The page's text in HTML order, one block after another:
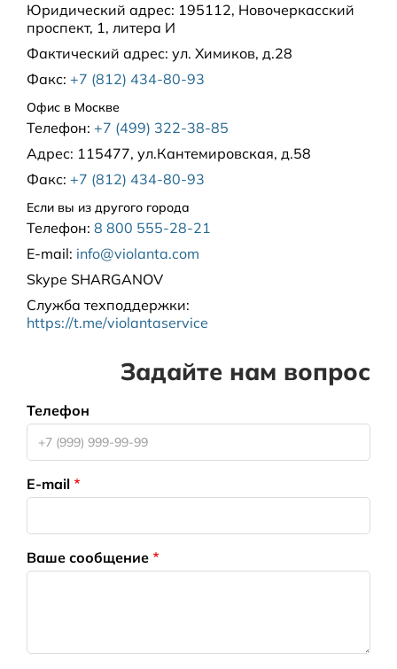
Юридический адрес: 195112, Новочеркасский
проспект, 1, литера И
Фактический адрес: ул. Химиков, д.28
Факс: +7 (812) 434-80-93
Офис в Москве
Телефон: +7 (499) 322-38-85
Адрес: 115477, ул.Кантемировская, д.58
Факс: +7 (812) 434-80-93
Если вы из другого города
Телефон: 8 800 555-28-21
E-mail: info@violanta.com
Skype SHARGANOV
Служба техподдержки:
https://t.me/violantaservice
Задайте нам вопрос
Телефон
E-mail
Ваше сообщение